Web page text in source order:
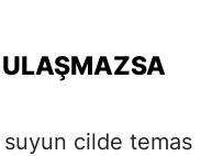
cilde temas